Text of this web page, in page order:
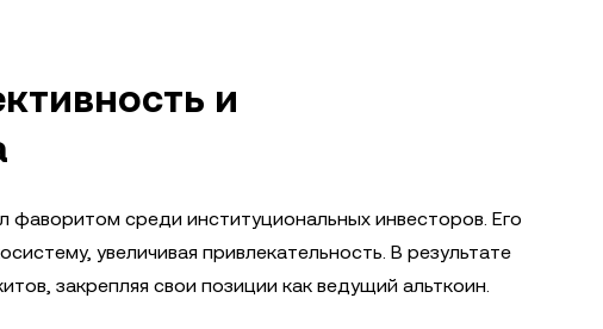
и
среди институциональных инвесторов. Его
увеличивая привлекательность. В результате
закрепляя свои позиции как ведущий альткоин.